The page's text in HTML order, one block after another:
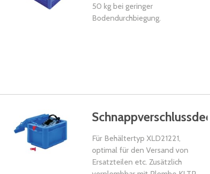
50 kg bei geringer
Bodendurchbiegung.
Für Behältertyp XLD21221,
optimal für den Versand von
Ersatzteilen etc. Zusätzlich